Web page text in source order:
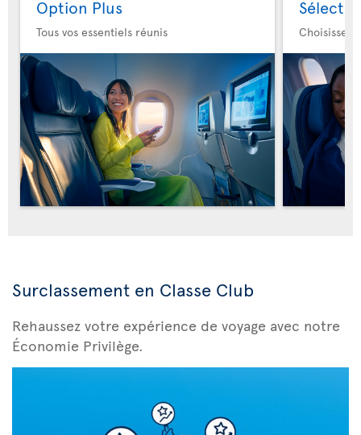
Option Plus
Tous vos essentiels réunis Choisissez
Surclassement en Classe Club
Rehaussez votre expérience de voyage avec notre
Économie Privilège.